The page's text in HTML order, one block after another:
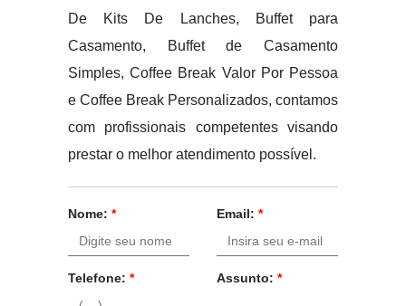
De Kits De Lanches, Buffet para
Casamento, Buffet de Casamento
Simples, Coffee Break Valor Por Pessoa
e Coffee Break Personalizados, contamos
com profissionais competentes visando
prestar o melhor atendimento possível.
Nome: * Email: *
Telefone: * Assunto: *